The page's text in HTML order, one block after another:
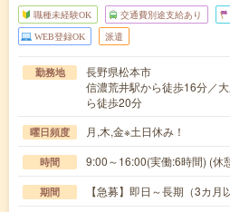
職種未経験OK 交通費別途支給あり
WEB登録OK 派遣
勤務地
長野県松本市
信濃荒井駅から徒歩16分／
ら徒歩20分
曜日頻度 月,木,金※土日休み！
時間 9:00～16:00(実働:6時間) (
期間 【急募】即日～長期（3カ